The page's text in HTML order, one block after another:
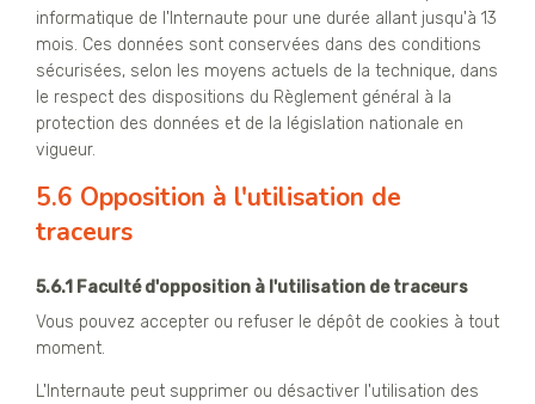
informatique de l'Internaute pour une durée allant jusqu'à 13
mois. Ces données sont conservées dans des conditions
sécurisées, selon les moyens actuels de la technique, dans
le respect des dispositions du Règlement général à la
protection des données et de la législation nationale en
vigueur.
5.6 Opposition à l'utilisation de
traceurs
5.6.1 Faculté d'opposition à l'utilisation de traceurs
Vous pouvez accepter ou refuser le dépôt de cookies à tout
moment.
L'Internaute peut supprimer ou désactiver l'utilisation des